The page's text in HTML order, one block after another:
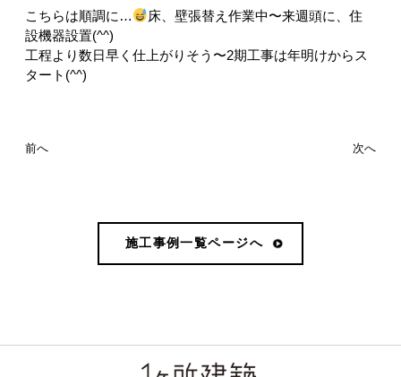
こちらは順調に…
床、壁張替え作業中〜来週頭に、住
設機器設置(^^)
工程より数日早く仕上がりそう〜2期工事は年明けからス
タート(^^)
前へ 次へ
施工事例一覧ページへ